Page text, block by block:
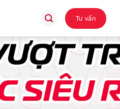
Tư vấn